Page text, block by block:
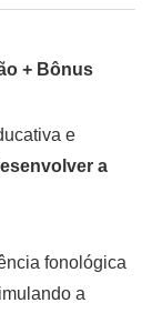
+ Bônus
e
a
fonológica
a